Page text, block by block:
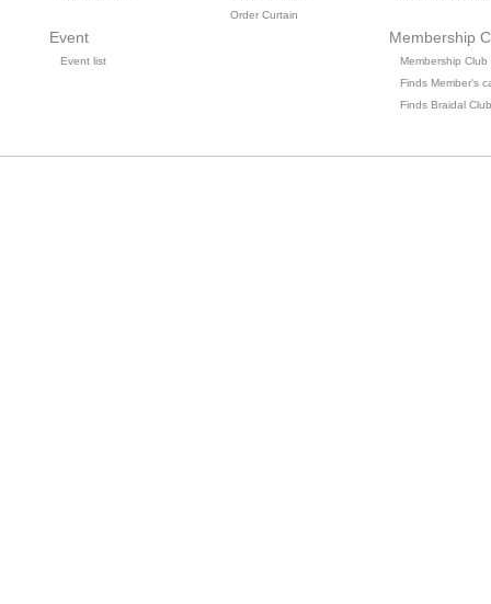
Event
Event list
Order Curtain
Membership
Membership Club
Finds Member's
Finds Braidal Club